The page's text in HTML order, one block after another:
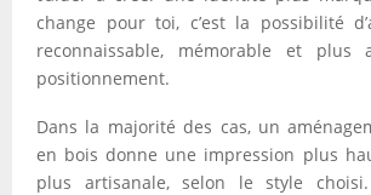
change pour toi, c’est la possibilité
reconnaissable, mémorable et plus
positionnement.
Dans la majorité des cas, un
en bois donne une impression plus
plus artisanale, selon le style